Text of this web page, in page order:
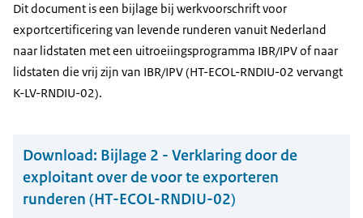
Dit document is een bijlage bij werkvoorschrift voor
exportcertificering van levende runderen vanuit Nederland
naar lidstaten met een uitroeiingsprogramma IBR/IPV of naar
lidstaten die vrij zijn van IBR/IPV (HT-ECOL-RNDIU-02 vervangt
K-LV-RNDIU-02).
Download: Bijlage 2 - Verklaring door de
exploitant over de voor te exporteren
runderen (HT-ECOL-RNDIU-02)